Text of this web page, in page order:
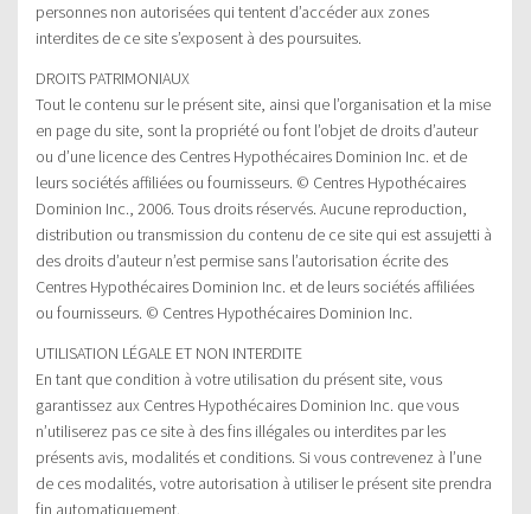
personnes non autorisées qui tentent d’accéder aux zones
interdites de ce site s’exposent à des poursuites.
DROITS PATRIMONIAUX
Tout le contenu sur le présent site, ainsi que l’organisation et la mise
en page du site, sont la propriété ou font l’objet de droits d’auteur
ou d’une licence des Centres Hypothécaires Dominion Inc. et de
leurs sociétés affiliées ou fournisseurs. © Centres Hypothécaires
Dominion Inc., 2006. Tous droits réservés. Aucune reproduction,
distribution ou transmission du contenu de ce site qui est assujetti à
des droits d’auteur n’est permise sans l’autorisation écrite des
Centres Hypothécaires Dominion Inc. et de leurs sociétés affiliées
ou fournisseurs. © Centres Hypothécaires Dominion Inc.
UTILISATION LÉGALE ET NON INTERDITE
En tant que condition à votre utilisation du présent site, vous
garantissez aux Centres Hypothécaires Dominion Inc. que vous
n’utiliserez pas ce site à des fins illégales ou interdites par les
présents avis, modalités et conditions. Si vous contrevenez à l’une
de ces modalités, votre autorisation à utiliser le présent site prendra
fin automatiquement.